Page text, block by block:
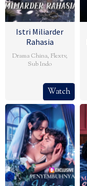
Istri Miliarder
Rahasia
Drama China, Flextv,
Sub Indo
Watch